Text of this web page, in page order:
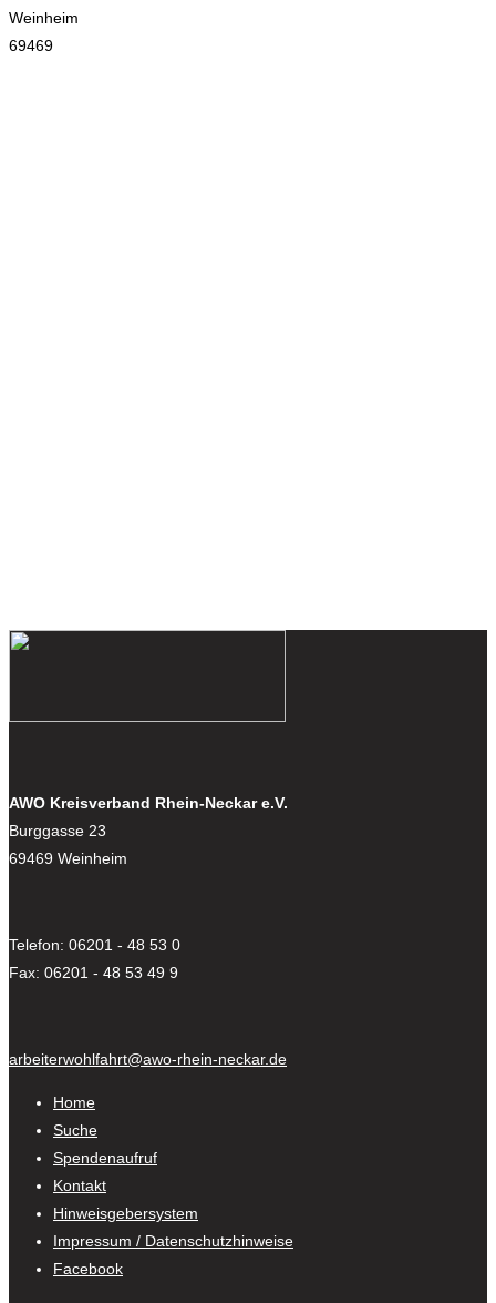
Weinheim
69469
AWO Kreisverband Rhein-Neckar e.V.
Burggasse 23
69469 Weinheim
Telefon: 06201 - 48 53 0
Fax: 06201 - 48 53 49 9
arbeiterwohlfahrt@awo-rhein-neckar.de
Home
Suche
Spendenaufruf
Kontakt
Hinweisgebersystem
Impressum / Datenschutzhinweise
Facebook